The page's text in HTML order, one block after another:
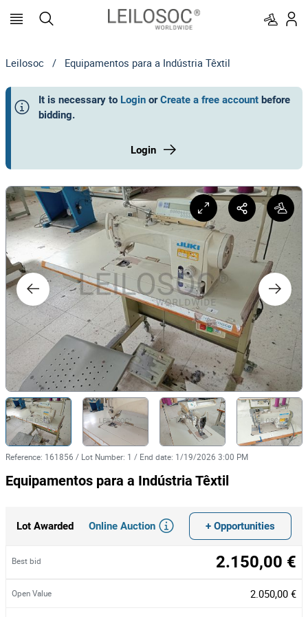
Leilosoc / Equipamentos para a Indústria Têxtil
It is necessary to Login or Create a free account before
bidding.
Login
Reference: 161856 / Lot Number: 1 / End date: 1/19/2026 3:00 PM
Equipamentos para a Indústria Têxtil
Lot Awarded Online Auction + Opportunities
Best bid 2.150,00 €
Open Value 2.050,00 €